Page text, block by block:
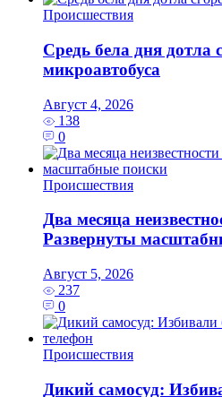
Происшествия
Средь бела дня дотла
микроавтобуса
Август 4, 2026
138
0
Происшествия
Два месяца
Развернуты
Август 5, 2026
237
0
Происшествия
Дикий самосуд: